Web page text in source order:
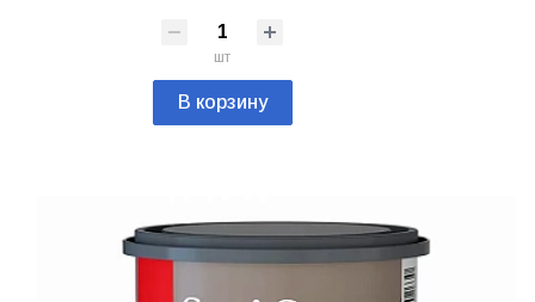
шт
В корзину